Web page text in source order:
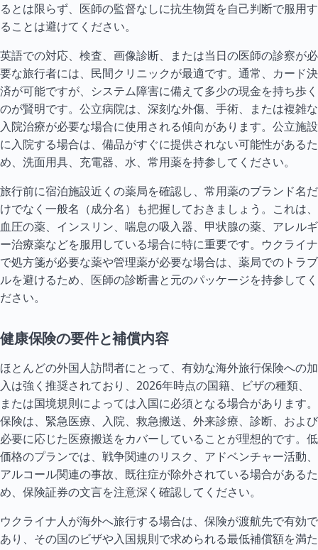
るとは限らず、医師の監督なしに抗生物質を自己判断で服用す
ることは避けてください。
英語での対応、検査、画像診断、または当日の医師の診察が必
要な旅行者には、民間クリニックが最適です。通常、カード決
済が可能ですが、システム障害に備えて多少の現金を持ち歩く
のが賢明です。公立病院は、深刻な外傷、手術、または複雑な
入院治療が必要な場合に使用される傾向があります。公立施設
に入院する場合は、備品がすぐに提供されない可能性があるた
め、洗面用具、充電器、水、常用薬を持参してください。
旅行前に宿泊施設近くの薬局を確認し、常用薬のブランド名だ
けでなく一般名（成分名）も把握しておきましょう。これは、
血圧の薬、インスリン、喘息の吸入器、甲状腺の薬、アレルギ
ー治療薬などを服用している場合に特に重要です。ウクライナ
で処方箋が必要な薬や管理薬が必要な場合は、薬局でのトラブ
ルを避けるため、医師の診断書と元のパッケージを持参してく
ださい。
健康保険の要件と補償内容
ほとんどの外国人訪問者にとって、有効な海外旅行保険への加
入は強く推奨されており、2026年時点の国籍、ビザの種類、
または国境規則によっては入国に必須となる場合があります。
保険は、緊急医療、入院、救急搬送、外来診療、診断、および
必要に応じた医療搬送をカバーしていることが理想的です。低
価格のプランでは、戦争関連のリスク、アドベンチャー活動、
アルコール関連の事故、既往症が除外されている場合があるた
め、保険証券の文言を注意深く確認してください。
ウクライナ人が海外へ旅行する場合は、保険が渡航先で有効で
あり、その国のビザや入国規則で求められる最低補償額を満た